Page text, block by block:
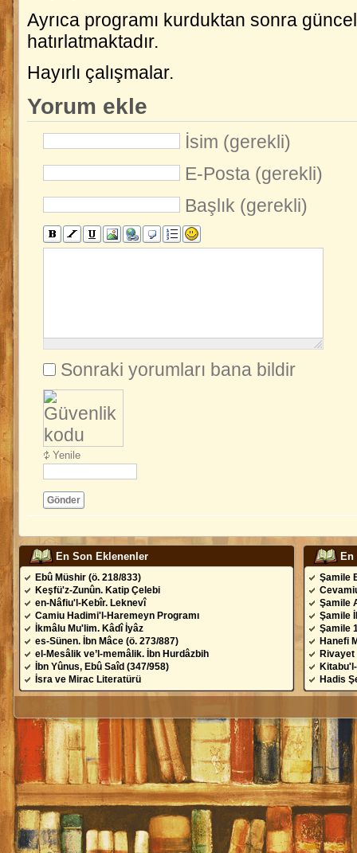
Ayrıca programı kurduktan sonra
hatırlatmaktadır.
Hayırlı çalışmalar.
Yorum ekle
İsim (gerekli)
E-Posta (gerekli)
Başlık (gerekli)
Sonraki yorumları bana bildir
Yenile
Gönder
En Son Eklenenler
Ebû Müshir (ö. 218/833)
Keşfü'z-Zunûn. Katip Çelebi
en-Nâfiu'l-Kebîr. Leknevî
Camiu Hadimi'l-Haremeyn Programı
İkmâlu Mu'lim. Kâdî İyâz
es-Sünen. İbn Mâce (ö. 273/887)
el-Mesâlik ve’l-memâlik. İbn Hurdâzbih
İbn Yûnus, Ebû Saîd (347/958)
İsra ve Mirac Literatürü
Şamile
Şamile
Şamile
Şamile
Hanefi
Hadis